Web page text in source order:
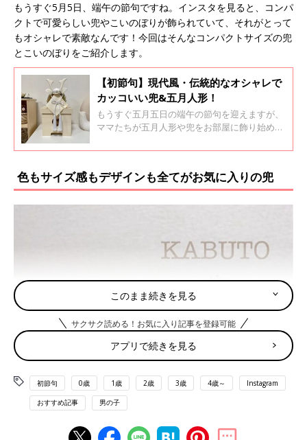
もうすぐ5月5日、端午の節句ですね。インスタを見ると、コンパ
クトで可愛らしい兜やこいのぼりが飾られていて、それがとって
もオシャレで素敵なんです！今回はそんなコンパクトサイズの兜
とこいのぼりをご紹介します。
【初節句】現代風・伝統的なオシャレで
カッコいい兜&五月人形！
もうすぐ五月五日の端午の節句を迎えますが、
ママたちが五月人形や兜をお部屋に飾り始めて
象の五月人形や、伝統的なかっこよくて勇まし
今回はそんな五月人形・兜をご紹介します。
色もサイズ感もデザインも全てがお気に入りの兜
このまま続きを見る
サクサク読める！お気に入り記事を登録可能
アプリで続きを見る
初節句 0歳 1歳 2歳 3歳 4歳～ Instagram
おすすめ記事 男の子